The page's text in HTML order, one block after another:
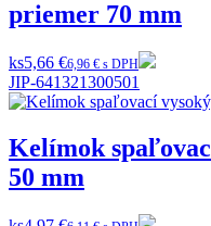
priemer 70 mm
ks5,66 €6,96 € s DPH
JIP-641321300501
Kelímok
50 mm